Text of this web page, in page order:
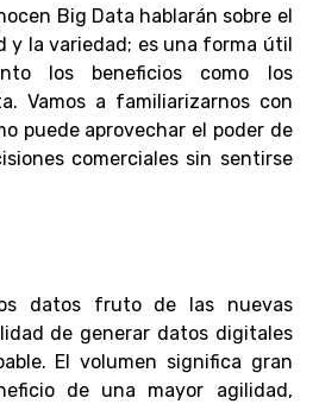
Big Data hablarán sobre el
y la variedad; es una forma útil
los beneficios como los
Vamos a familiarizarnos con
puede aprovechar el poder de
comerciales sin sentirse
datos fruto de las nuevas
de generar datos digitales
El volumen significa gran
de una mayor agilidad,